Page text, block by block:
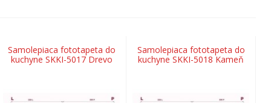
Samolepiaca fototapeta do
kuchyne SKKI-5017 Drevo
Samolepiaca fototapeta do
kuchyne SKKI-5018 Kameň